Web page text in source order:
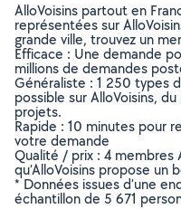
AlloVoisins partout en
représentées sur
grande ville, trouvez un
Efficace : Une demande
millions de demandes
Généraliste : 1 250 types
possible sur AlloVoisins,
projets.
Rapide : 10 minutes pour
votre demande
Qualité / prix : 4 membres
qu’AlloVoisins propose
* Données issues d’une
échantillon de 5 671